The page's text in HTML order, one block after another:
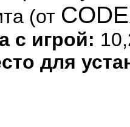
(от
с игрой:
для